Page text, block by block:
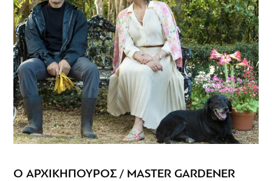
Ο ΑΡΧΙΚΗΠΟΥΡΟΣ / MASTER GARDENER